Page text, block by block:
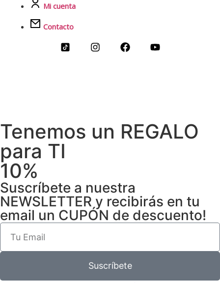
Mi cuenta
Contacto
Tenemos un REGALO
para TI
10%
Suscríbete a nuestra
NEWSLETTER y recibirás en tu
email un CUPÓN de descuento!
Suscríbete